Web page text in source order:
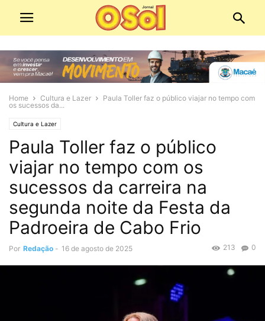
Home Cultura e Lazer
Paula Toller faz o público viajar no tempo com
os sucessos da...
Cultura e Lazer
Paula Toller faz o público
viajar no tempo com os
sucessos da carreira na
segunda noite da Festa da
Padroeira de Cabo Frio
Por Redação - 16 de agosto de 2025 0
213